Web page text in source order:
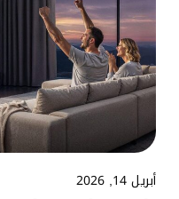
أبريل 14, 2026